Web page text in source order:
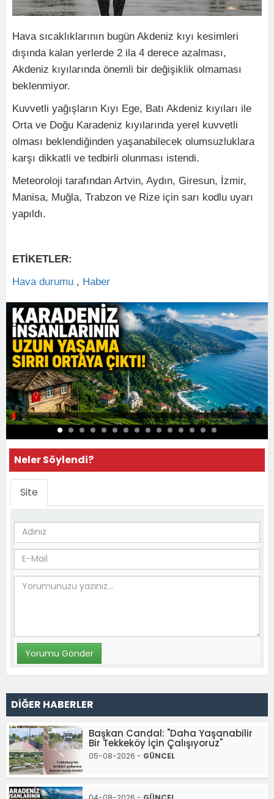
Hava sıcaklıklarının bugün Akdeniz kıyı kesimleri
dışında kalan yerlerde 2 ila 4 derece azalması,
Akdeniz kıyılarında önemli bir değişiklik olmaması
beklenmiyor.
Kuvvetli yağışların Kıyı Ege, Batı Akdeniz kıyıları ile
Orta ve Doğu Karadeniz kıyılarında yerel kuvvetli
olması beklendiğinden yaşanabilecek olumsuzluklara
karşı dikkatli ve tedbirli olunması istendi.
Meteoroloji tarafından Artvin, Aydın, Giresun, İzmir,
Manisa, Muğla, Trabzon ve Rize için sarı kodlu uyarı
yapıldı.
ETİKETLER:
Hava durumu , Haber
Neler Söylendi?
Site
DİĞER HABERLER
Başkan Candal: "Daha Yaşanabilir
Bir Tekkeköy İçin Çalışıyoruz"
05-08-2026 - GÜNCEL